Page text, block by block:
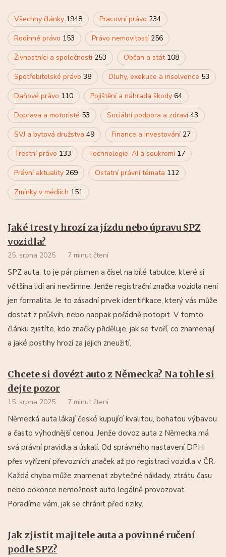
Všechny články 1948 Pracovní právo 234
Rodinné právo 153 Právo nemovitostí 256
Živnostníci a společnosti 253 Občan a stát 108
Spotřebitelské právo 38 Dluhy, exekuce a insolvence 53
Daňové právo 110 Pojištění a náhrada škody 64
Doprava a motoristé 53 Sociální podpora a zdraví43
SVJ a bytová družstva 49 Finance a investování 27
Trestní právo 133 Technologie, AI a soukromí 17
Právní aktuality 269 Ostatní právní témata 112
Zmínky v médiích 151
Jaké tresty hrozí za jízdu nebo úpravu SPZ
vozidla?
25. srpna 2025 7 minut čtení
SPZ auta, to je pár písmen a čísel na bílé tabulce, které si
většina lidí ani nevšimne. Jenže registrační značka vozidla není
jen formalita. Je to zásadní prvek identifikace, který vás může
dostat z průšvih, nebo naopak pořádně potopit. V tomto
článku zjistíte, kdo značky přiděluje, jak se tvoří, co znamenají
a jaké postihy hrozí za jejich zneužití.
Chcete si dovézt auto z Německa? Na tohle si
dejte pozor
15. srpna 2025 7 minut čtení
Německá auta lákají české kupující kvalitou, bohatou výbavou
a často výhodnější cenou. Jenže dovoz auta z Německa má
svá právní pravidla a úskalí. Od správného nastavení DPH
přes vyřízení převozních značek až po registraci vozidla v ČR.
Každá chyba může znamenat zbytečné náklady, ztrátu času
nebo dokonce nemožnost auto legálně provozovat.
Poradíme vám, jak se chránit před riziky.
Jak zjistit majitele auta a povinné ručení
podle SPZ?